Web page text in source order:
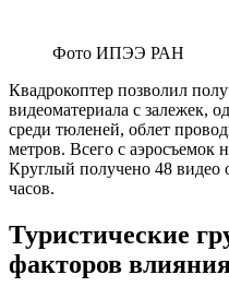
Фото ИПЭЭ РАН
Квадрокоптер позволил
видеоматериала с залежек,
среди тюленей, облет
метров. Всего с аэросъемок
Круглый получено 48 видео
часов.
Туристические
факторов